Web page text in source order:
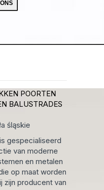
POORTEN
BALUSTRADES
śląskie
gespecialiseerd
van moderne
en metalen
op maat worden
zijn producent van